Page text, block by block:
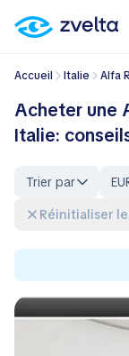
Accueil Italie Alfa
Acheter une
Italie:
Trier par
Réinitialiser